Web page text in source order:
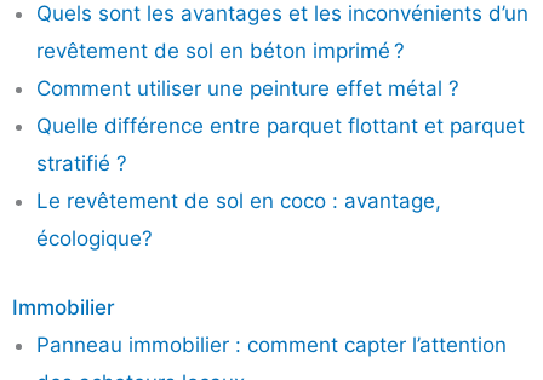
Quels sont les avantages et les inconvénients d’un
revêtement de sol en béton imprimé ?
Comment utiliser une peinture effet métal ?
Quelle différence entre parquet flottant et parquet
stratifié ?
Le revêtement de sol en coco : avantage,
écologique?
Immobilier
Panneau immobilier : comment capter l’attention